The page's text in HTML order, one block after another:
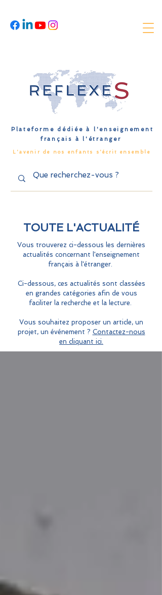
Plateforme dédiée à l'enseignement
français à l'étranger
L'avenir de nos enfants s'écrit ensemble
TOUTE L'ACTUALITÉ
Vous trouverez ci-dessous les dernières
actualités concernant l'enseignement
français à l'étranger.
Ci-dessous, ces actualités sont classées
en grandes catégories afin de vous
faciliter la recherche et la lecture.
Vous souhaitez proposer un article, un
projet, un événement ? Contactez-nous
en cliquant ici.